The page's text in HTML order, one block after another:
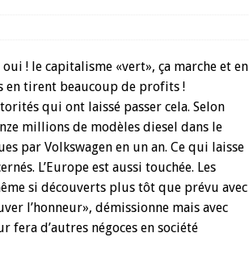
oui ! le capitalisme «vert», ça marche et en
en tirent beaucoup de profits !
qui ont laissé passer cela. Selon
millions de modèles diesel dans le
par Volkswagen en un an. Ce qui laisse
L’Europe est aussi touchée. Les
si découverts plus tôt que prévu avec
l’honneur», démissionne mais avec
fera d’autres négoces en société